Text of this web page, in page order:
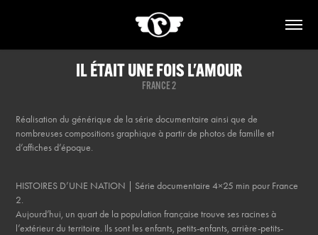
IL ÉTAIT UNE FOIS L'AMOUR
FRANCE 2
Réalisation du générique de la série documentaire ainsi que de
nombreuses compositions graphique à partir de photos de famille et
d’affiches d’époque.
HISTOIRES D’UNE NATION | Série documentaire 4×25 min pour France
2.
Aujourd’hui, un quart de la population française trouve ses racines à
l’extérieur du territoire. Ils sont les enfants, petits-enfants, arrière-petits-